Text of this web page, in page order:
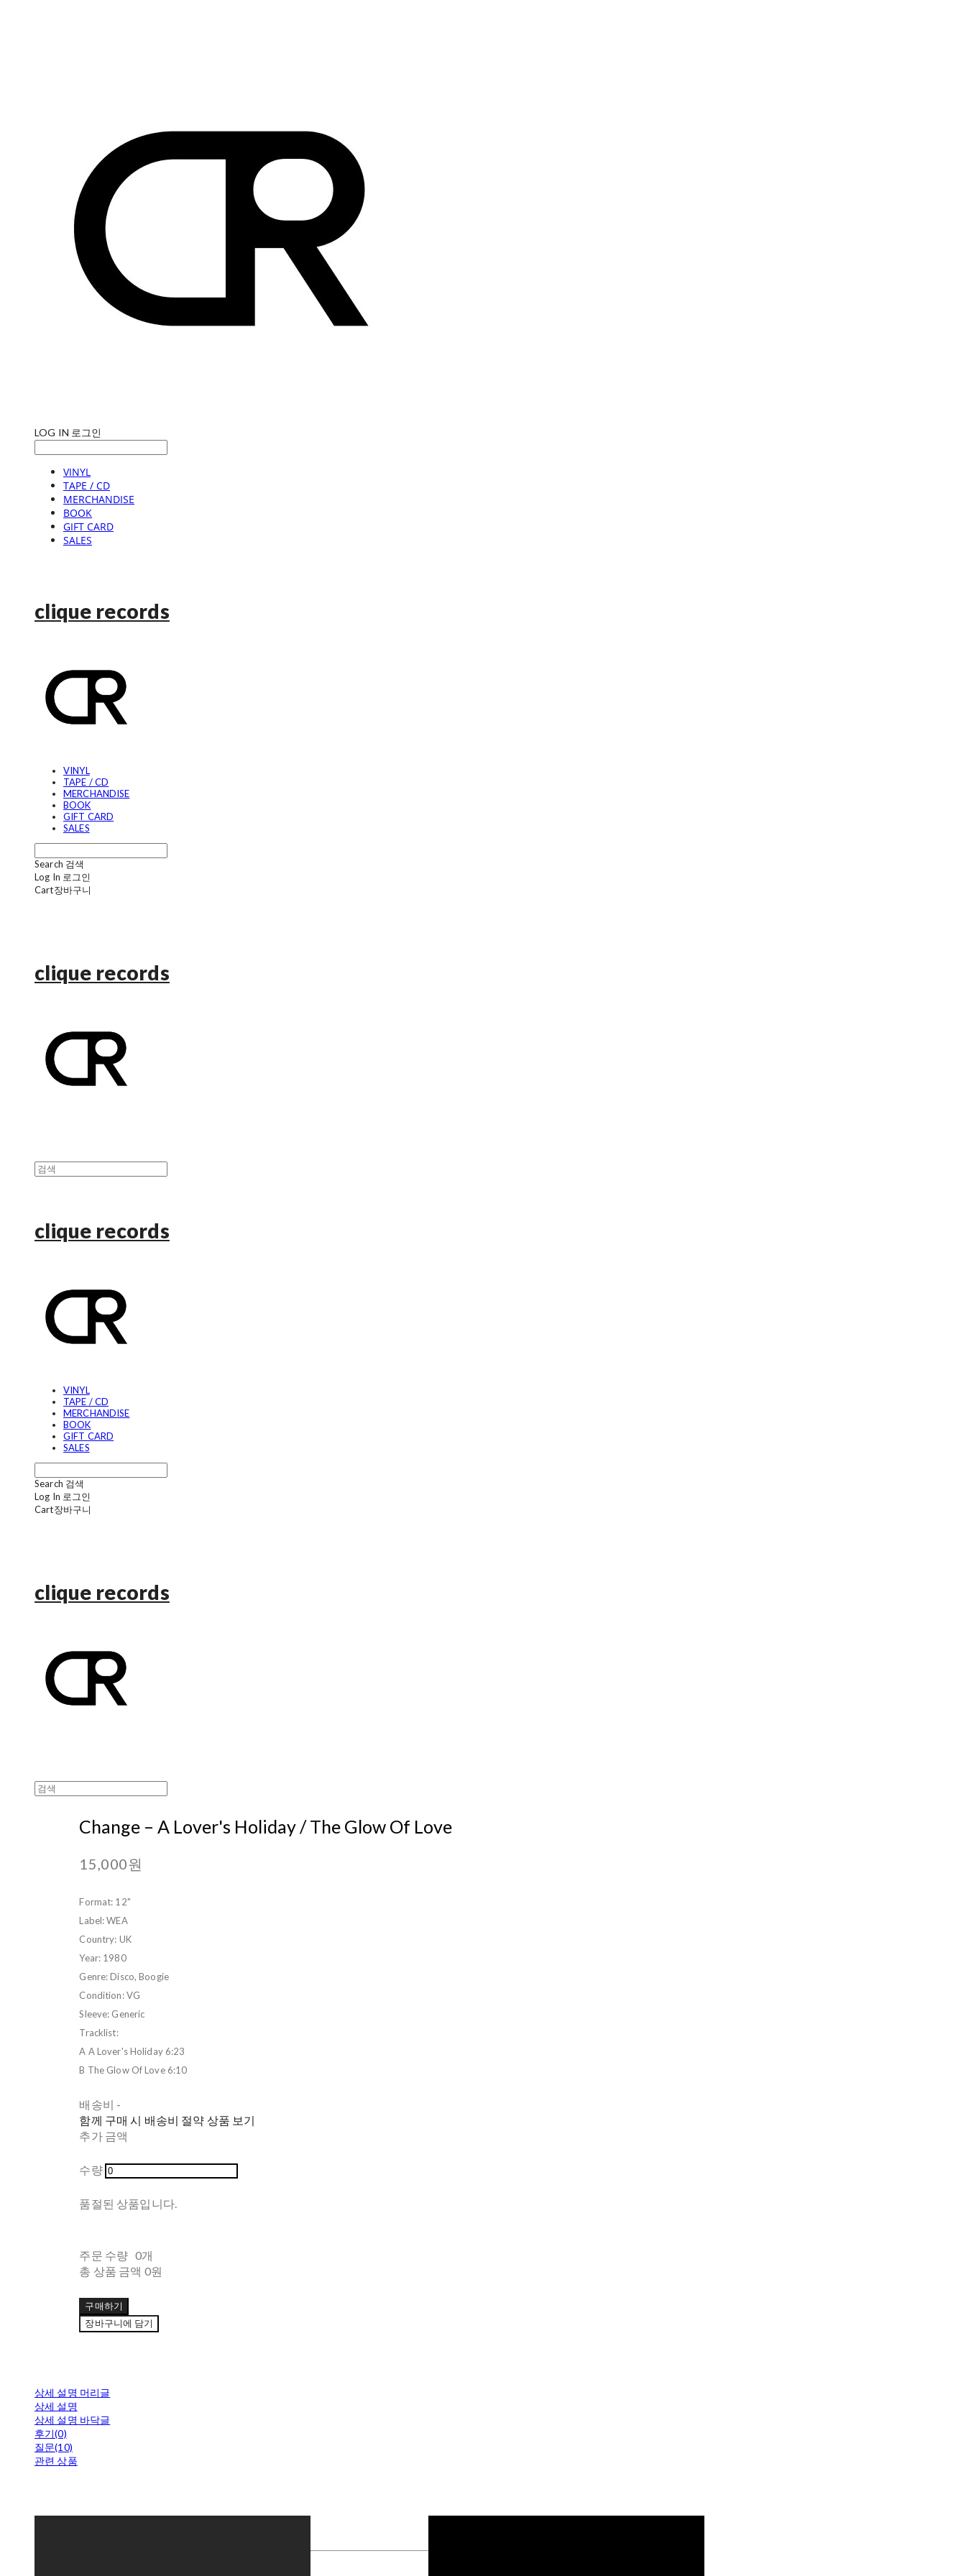
LOG IN 로그인
VINYL
TAPE / CD
MERCHANDISE
BOOK
GIFT CARD
SALES
clique records
VINYL
TAPE / CD
MERCHANDISE
BOOK
GIFT CARD
SALES
Search 검색
Log In 로그인
Cart장바구니
clique records
clique records
VINYL
TAPE / CD
MERCHANDISE
BOOK
GIFT CARD
SALES
Search 검색
Log In 로그인
Cart장바구니
clique records
Change – A Lover's Holiday / The Glow Of Love
15,000원
Format: 12"
Label: WEA
Country: UK
Year: 1980
Genre: Disco, Boogie
Condition: VG
Sleeve: Generic
Tracklist:
A A Lover's Holiday 6:23
B The Glow Of Love 6:10
배송비 -
함께 구매 시 배송비 절약 상품 보기
추가 금액
수량
품절된 상품입니다.
주문 수량 0개
총 상품 금액 0원
구매하기
장바구니에 담기
상세 설명 머리글
상세 설명
상세 설명 바닥글
후기(0)
질문(10)
관련 상품